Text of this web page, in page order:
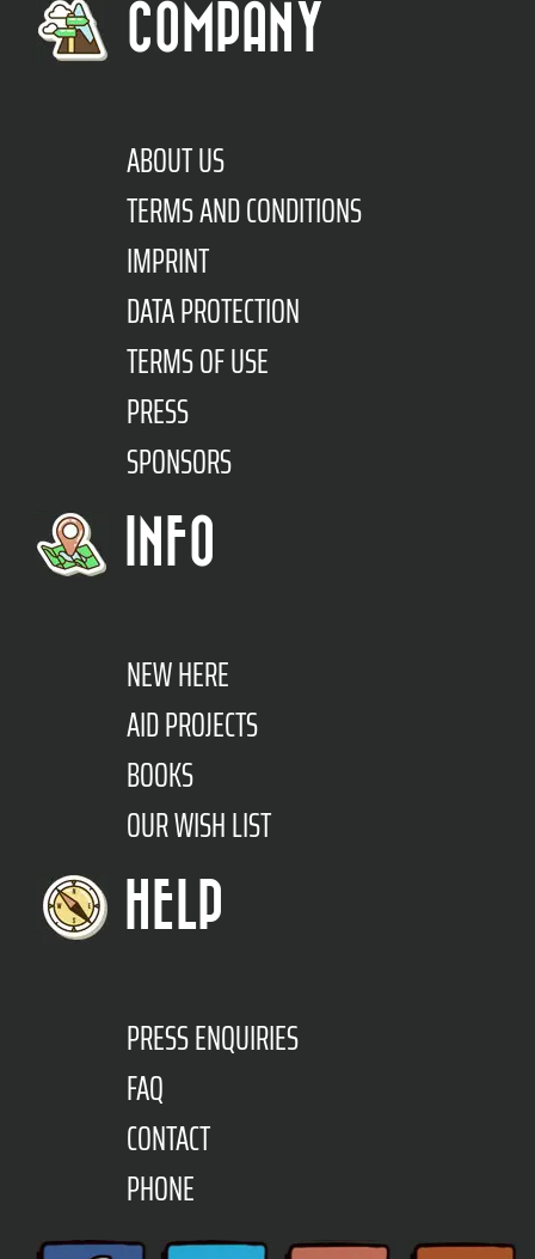
COMPANY
ABOUT US
TERMS AND CONDITIONS
IMPRINT
DATA PROTECTION
TERMS OF USE
PRESS
SPONSORS
INFO
NEW HERE
AID PROJECTS
BOOKS
OUR WISH LIST
HELP
PRESS ENQUIRIES
FAQ
CONTACT
PHONE